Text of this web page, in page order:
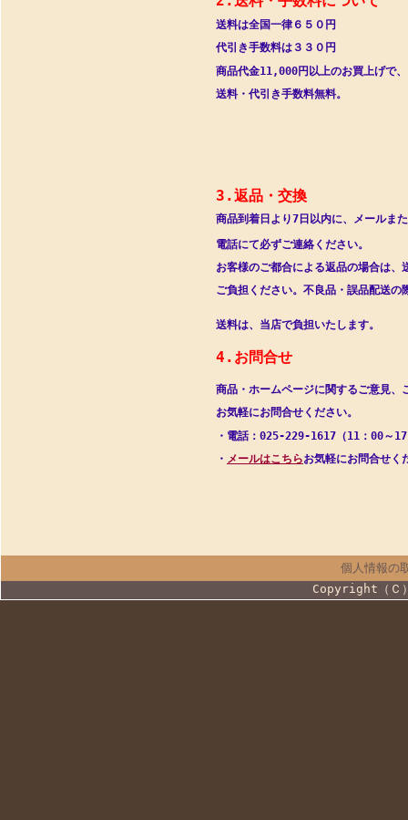
送料は全国一律６５０円　　　　　　
代引き手数料は３３０円　　　　　
商品代金11,000円以上のお買上げ
送料・代引き手数料
3.返品・
商品到着日より7日以内に、メール
電話にて必ずご連絡ください。
お客様のご都合による返品の
ご負担ください。 不良品・誤
送料は、当店で負担
4.お問合せ
商品・ホームページに関するご意見
お気軽にお問合せください。
・電話：025-229-1617（11：
・ メールはこちらお気軽にお問合
個人情報の
Copyright（